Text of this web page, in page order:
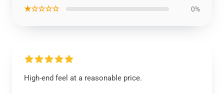
★☆☆☆☆ 0%
High-end feel at a reasonable price.